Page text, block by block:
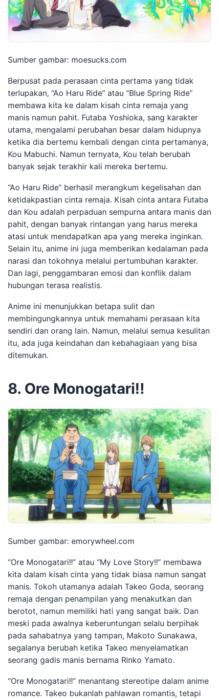
Sumber gambar: moesucks.com
Berpusat pada perasaan cinta pertama yang tidak
terlupakan, “Ao Haru Ride” atau “Blue Spring Ride”
membawa kita ke dalam kisah cinta remaja yang
manis namun pahit. Futaba Yoshioka, sang karakter
utama, mengalami perubahan besar dalam hidupnya
ketika dia bertemu kembali dengan cinta pertamanya,
Kou Mabuchi. Namun ternyata, Kou telah berubah
banyak sejak terakhir kali mereka bertemu.
“Ao Haru Ride” berhasil merangkum kegelisahan dan
ketidakpastian cinta remaja. Kisah cinta antara Futaba
dan Kou adalah perpaduan sempurna antara manis dan
pahit, dengan banyak rintangan yang harus mereka
atasi untuk mendapatkan apa yang mereka inginkan.
Selain itu, anime ini juga memberikan kedalaman pada
narasi dan tokohnya melalui pertumbuhan karakter.
Dan lagi, penggambaran emosi dan konflik dalam
hubungan terasa realistis.
Anime ini menunjukkan betapa sulit dan
membingungkannya untuk memahami perasaan kita
sendiri dan orang lain. Namun, melalui semua kesulitan
itu, ada juga keindahan dan kebahagiaan yang bisa
ditemukan.
8. Ore Monogatari!!
Sumber gambar: emorywheel.com
“Ore Monogatari!!” atau “My Love Story!!” membawa
kita dalam kisah cinta yang tidak biasa namun sangat
manis. Tokoh utamanya adalah Takeo Goda, seorang
remaja dengan penampilan yang menakutkan dan
berotot, namun memiliki hati yang sangat baik. Dan
meski pada awalnya keberuntungan selalu berpihak
pada sahabatnya yang tampan, Makoto Sunakawa,
segalanya berubah ketika Takeo menyelamatkan
seorang gadis manis bernama Rinko Yamato.
“Ore Monogatari!!” menantang stereotipe dalam anime
romance. Takeo bukanlah pahlawan romantis, tetapi